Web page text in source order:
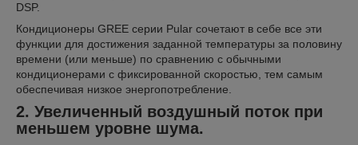
DSP.
Кондиционеры GREE серии Pular сочетают в себе все эти
функции для достижения заданной температуры за половину
времени (или меньше) по сравнению с обычными
кондиционерами с фиксированной скоростью, тем самым
обеспечивая низкое энергопотребление.
2. Увеличенный воздушный поток при
меньшем уровне шума.